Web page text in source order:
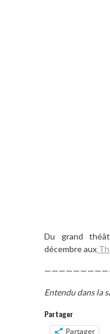
Du grand
décembre aux
Entendu dans la
Partager
Partager